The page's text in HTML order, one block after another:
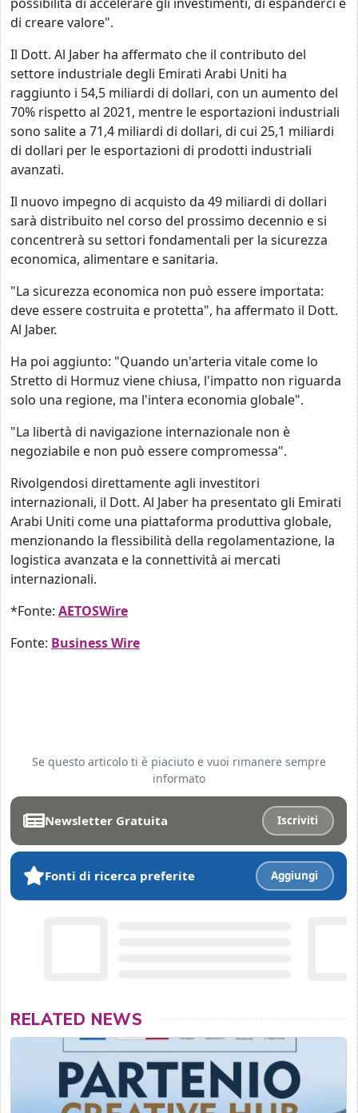
di creare valore".
Il Dott. Al Jaber ha affermato che il contributo del
settore industriale degli Emirati Arabi Uniti ha
raggiunto i 54,5 miliardi di dollari, con un aumento del
70% rispetto al 2021, mentre le esportazioni industriali
sono salite a 71,4 miliardi di dollari, di cui 25,1 miliardi
di dollari per le esportazioni di prodotti industriali
avanzati.
Il nuovo impegno di acquisto da 49 miliardi di dollari
sarà distribuito nel corso del prossimo decennio e si
concentrerà su settori fondamentali per la sicurezza
economica, alimentare e sanitaria.
"La sicurezza economica non può essere importata:
deve essere costruita e protetta", ha affermato il Dott.
Al Jaber.
Ha poi aggiunto: "Quando un'arteria vitale come lo
Stretto di Hormuz viene chiusa, l'impatto non riguarda
solo una regione, ma l'intera economia globale".
"La libertà di navigazione internazionale non è
negoziabile e non può essere compromessa".
Rivolgendosi direttamente agli investitori
internazionali, il Dott. Al Jaber ha presentato gli Emirati
Arabi Uniti come una piattaforma produttiva globale,
menzionando la flessibilità della regolamentazione, la
logistica avanzata e la connettività ai mercati
internazionali.
*Fonte: AETOSWire
Fonte: Business Wire
Se questo articolo ti è piaciuto e vuoi rimanere sempre
informato
Newsletter Gratuita Iscriviti
Fonti di ricerca preferite Aggiungi
RELATED NEWS